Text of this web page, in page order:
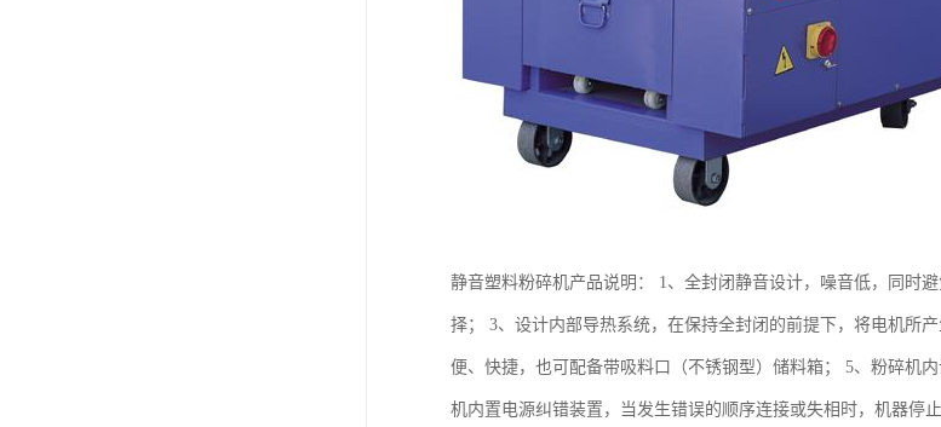
静音塑料粉碎机产品说明： 1、全封闭静音设计，噪音低，同时
择； 3、设计内部导热系统，在保持全封闭的前提下，将电机所
便、快捷，也可配备带吸料口（不锈钢型）储料箱； 5、粉碎机
机内置电源纠错装置，当发生错误的顺序连接或失相时，机器停